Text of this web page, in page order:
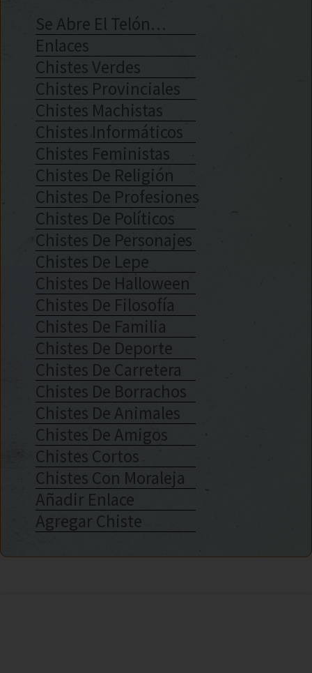
Se Abre El Telón…
Enlaces
Chistes Verdes
Chistes Provinciales
Chistes Machistas
Chistes Informáticos
Chistes Feministas
Chistes De Religión
Chistes De Profesiones
Chistes De Políticos
Chistes De Personajes
Chistes De Lepe
Chistes De Halloween
Chistes De Filosofía
Chistes De Familia
Chistes De Deporte
Chistes De Carretera
Chistes De Borrachos
Chistes De Animales
Chistes De Amigos
Chistes Cortos
Chistes Con Moraleja
Añadir Enlace
Agregar Chiste